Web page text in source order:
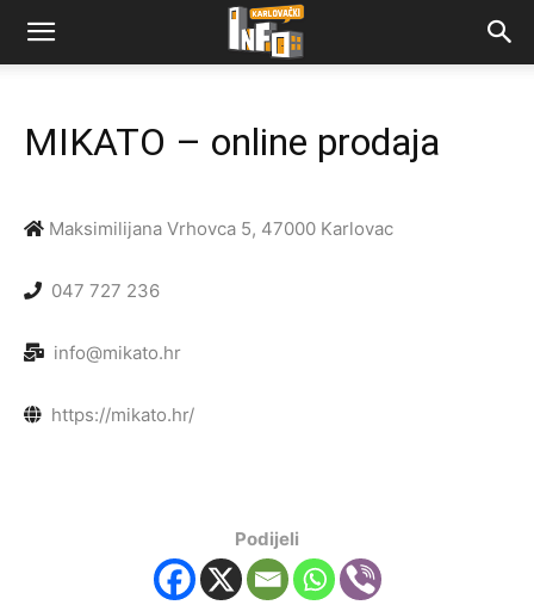
MIKATO – online prodaja
Maksimilijana Vrhovca 5, 47000 Karlovac
047 727 236
info@mikato.hr
https://mikato.hr/
Podijeli